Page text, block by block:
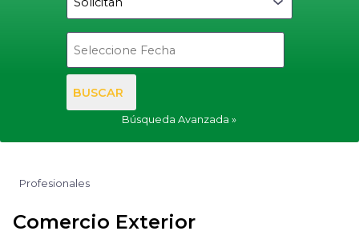
BUSCAR
Búsqueda Avanzada
Profesionales
Comercio Exterior